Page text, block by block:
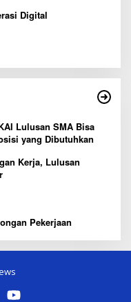
Digital
Lulusan SMA Bisa
yang Dibutuhkan
Kerja, Lulusan
Pekerjaan